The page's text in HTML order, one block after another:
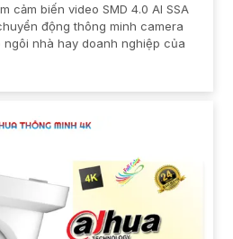
cảm biến video SMD 4.0 AI SSA
động thông minh camera
nhà hay doanh nghiệp của